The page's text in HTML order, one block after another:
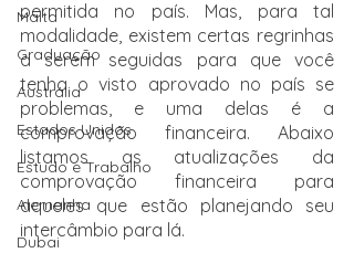
Malta
Graduação
Austrália
Estados Unidos
Estudo e Trabalho
Alemanha
Dubai
permitida no país. Mas, para tal
modalidade, existem certas regrinhas
a serem seguidas para que você
tenha o visto aprovado no país se
problemas, e uma delas é a
comprovação financeira. Abaixo
listamos as atualizações da
comprovação financeira para
aqueles que estão planejando seu
intercâmbio para lá.